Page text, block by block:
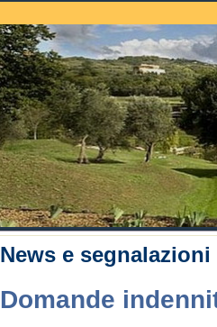
Il Golf 18 buche
News e segnalazioni
Domande